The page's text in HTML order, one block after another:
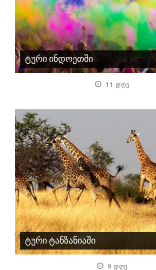
ტური ინდოეთში
11 ᲓᲦᲔ
ტური ტანზანიაში
9 ᲓᲦᲔ